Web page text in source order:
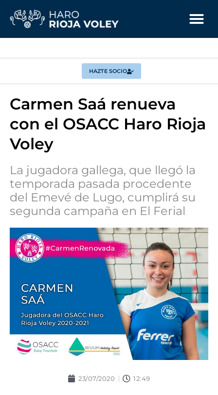
HAZTE SOCIO
Carmen Saá renueva
con el OSACC Haro Rioja
Voley
La jugadora gallega, que llegó la
temporada pasada procedente
del Emevé de Lugo, cumplirá su
segunda campaña en El Ferial
23/07/2020 12:49